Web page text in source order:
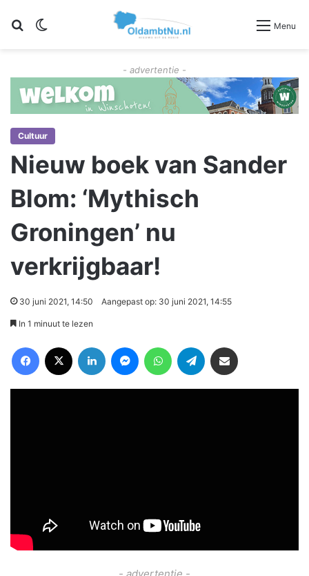
Zoeken Menu
- advertentie -
Cultuur
Nieuw boek van Sander
Blom: ‘Mythisch
Groningen’ nu
verkrijgbaar!
30 juni 2021, 14:50 Aangepast op: 30 juni 2021, 14:55
In 1 minuut te lezen
- advertentie -